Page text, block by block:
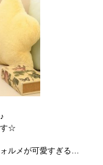
す☆
ルメが可愛すぎる…